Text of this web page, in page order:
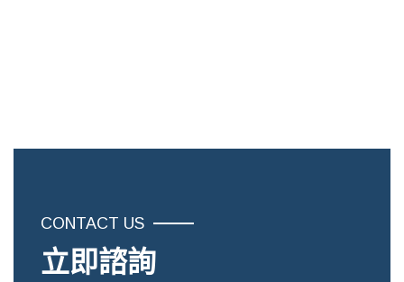
CONTACT US
立即諮詢